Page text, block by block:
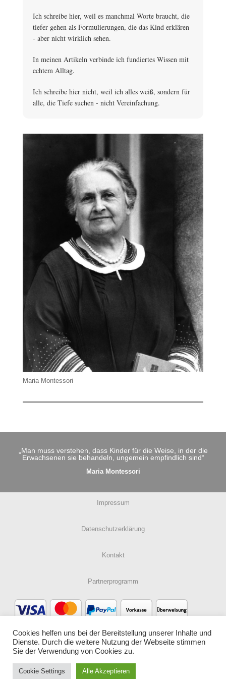
Ich schreibe hier, weil es manchmal Worte braucht, die
tiefer gehen als Formulierungen, die das Kind erklären
- aber nicht wirklich sehen.
In meinen Artikeln verbinde ich fundiertes Wissen mit
echtem Alltag.
Ich schreibe hier nicht, weil ich alles weiß, sondern für
alle, die Tiefe suchen - nicht Vereinfachung.
Maria Montessori
„Man muss verstehen, dass Kinder für die Weise, in der die
Erwachsenen sie behandeln, ungemein empfindlich sind“
Maria Montessori
Impressum
Datenschutzerklärung
Kontakt
Partnerprogramm
© B&M Montessori-Online GmbH 2026
Cookies helfen uns bei der Bereitstellung unserer Inhalte und
Dienste. Durch die weitere Nutzung der Webseite stimmen
Sie der Verwendung von Cookies zu.
Cookie Settings Alle Akzeptieren